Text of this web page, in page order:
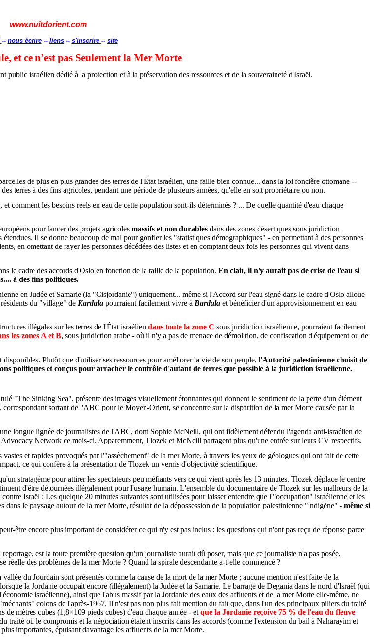
www.nuitdorient.com
-- nous écrire-- liens-- s'inscrire -- site
et ce n'est pas Seulement la Mer Morte
israélien dédié à la protection et à la préservation des ressources et de la souveraineté d'Israël.
de plus en plus grandes des terres de l'État israélien, une faille bien connue... dans la loi foncière ottomane --
terres à des fins agricoles, pendant une période de plusieurs années, qu'elle en soit propriétaire ou non.
comment les besoins réels en eau de cette population sont-ils déterminés ? ... De quelle quantité d'eau chaque
pour lancer des projets agricoles massifs et non durables dans des zones désertiques sous juridiction
Il se donne beaucoup de mal pour gonfler les "statistiques démographiques" - en permettant à des personnes
en omettant de rayer les personnes décédées des listes et en comptant deux fois les personnes qui vivent dans
le cadre des accords d'Oslo en fonction de la taille de la population. En clair, il n'y aurait pas de crise de l'eau si
à des fins politiques.
en Judée et Samarie (la "Cisjordanie") uniquement... même si l'Accord sur l'eau signé dans le cadre d'Oslo alloue
du "village" de Kardala pourraient facilement vivre à Bardala et bénéficier d'un approvisionnement en eau
illégales sur les terres de l'État israélien dans toute la zone C sous juridiction israélienne, pourraient facilement
les zones A et B, sous juridiction arabe - où il n'y a pas de menace de démolition, de confiscation d'équipement ou de
Plutôt que d'utiliser ses ressources pour améliorer la vie de son peuple, l'Autorité palestinienne choisit de
politiques et conçus pour arracher le contrôle d'autant de terres que possible à la juridiction israélienne.
"The Sinking Sea", présente des images visuellement étonnantes qui donnent le sentiment de la perte d'un élément
sortant de l'ABC pour le Moyen-Orient, se concentre sur la disparition de la mer Morte causée par la
longue lignée de journalistes de l'ABC, dont Sophie McNeill, qui ont fidèlement défendu l'agenda anti-israélien de
Network ce mois-ci. Apparemment, Tlozek et McNeill partagent plus qu'une entrée sur leurs CV respectifs.
et rapides provoqués par l'"assèchement" de la mer Morte, à travers les yeux de géologues qui ont fait de cette
ce qui confère à la présentation de Tlozek un vernis d'objectivité scientifique.
stratagème pour attirer les spectateurs peu méfiants vers ce qui vient après les 13 minutes. Tlozek déplace le centre
d'être détournées illégalement pour l'usage humain. L'ensemble du documentaire de Tlozek sur les malheurs de la
Israël : Les quelque 20 minutes suivantes sont utilisées pour laisser entendre que l'"occupation" israélienne et les
le paysage autour de la mer Morte, résultat de la dépossession de la population palestinienne "indigène" - même si
être encore plus important de considérer ce qui n'y est pas inclus : les questions qui n'ont pas reçu de réponse parce
est la toute première question qu'un journaliste aurait dû poser, mais que ce journaliste n'a pas posée,
des problèmes de la mer Morte ? Quand la spirale descendante a-t-elle commencé ?
du Jourdain sont présentés comme la cause de la mort de la mer Morte ; aucune mention n'est faite de la
la Jordanie occupait encore (illégalement) la Judée et la Samarie. Le barrage de Degania dans le nord d'Israël (qui
israélienne), ainsi que l'abus massif par la Jordanie des eaux des affluents et de la mer Morte elle-même, ne
colons de l'après-1967. Il n'est pas non plus fait mention du fait que, dans l'un des principaux piliers du traité
de mètres cubes (1,8×109 pieds cubes) d'eau chaque année - et que la Jordanie reçoive 75 % de l'eau du fleuve
traité où le compromis et la négociation étaient inscrits dans les accords (comme l'extension du bail à Naharayim et
importantes, épuisant davantage les affluents de la mer Morte.